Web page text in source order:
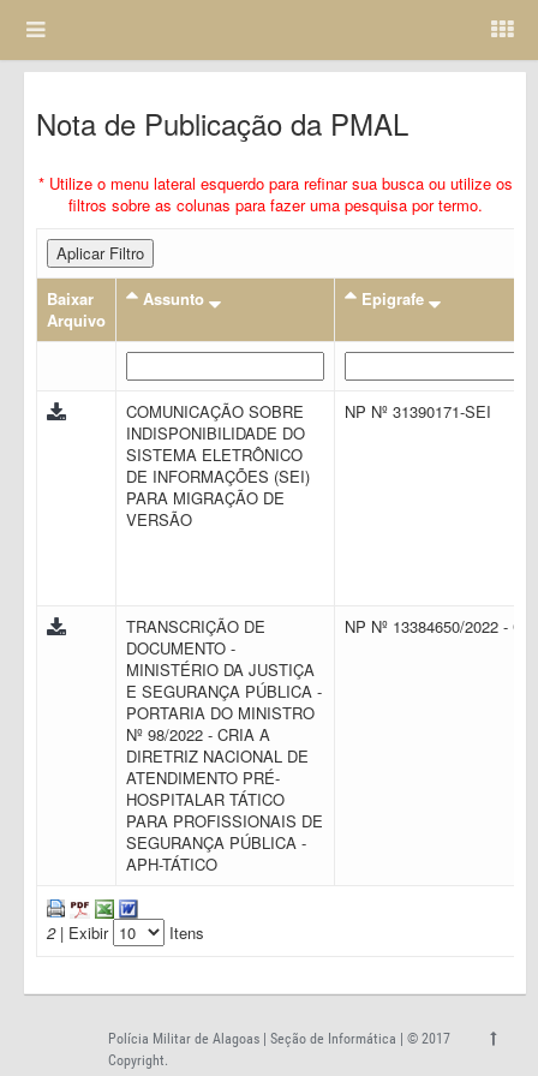
Nota de Publicação da PMAL
* Utilize o menu lateral esquerdo para refinar sua busca ou utilize os
filtros sobre as colunas para fazer uma pesquisa por termo.
Aplicar Filtro
Baixar
Arquivo
Assunto Epigrafe
COMUNICAÇÃO SOBRE
INDISPONIBILIDADE DO
SISTEMA ELETRÔNICO
DE INFORMAÇÕES (SEI)
PARA MIGRAÇÃO DE
VERSÃO
NP Nº 31390171-SEI
TRANSCRIÇÃO DE
DOCUMENTO -
MINISTÉRIO DA JUSTIÇA
E SEGURANÇA PÚBLICA -
PORTARIA DO MINISTRO
Nº 98/2022 - CRIA A
DIRETRIZ NACIONAL DE
ATENDIMENTO PRÉ-
HOSPITALAR TÁTICO
PARA PROFISSIONAIS DE
SEGURANÇA PÚBLICA -
APH-TÁTICO
NP Nº 13384650/2022 -
2| Exibir Itens
Polícia Militar de Alagoas | Seção de Informática | © 2017
Copyright.